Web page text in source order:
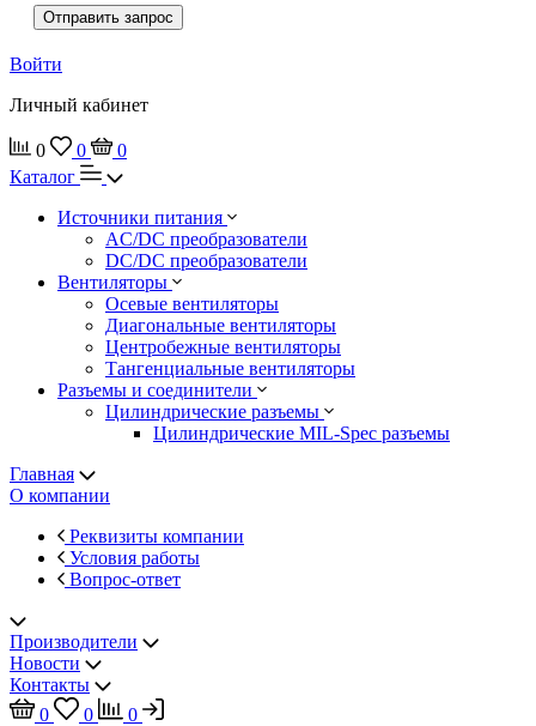
Отправить запрос
Войти
Личный кабинет
0 0
0
Каталог
Источники питания
AC/DC преобразователи
DC/DC преобразователи
Вентиляторы
Осевые вентиляторы
Диагональные вентиляторы
Центробежные вентиляторы
Тангенциальные вентиляторы
Разъемы и соединители
Цилиндрические разъемы
Цилиндрические MIL-Spec разъемы
Главная
О компании
Реквизиты компании
Условия работы
Вопрос-ответ
Производители
Новости
Контакты
0
0
0